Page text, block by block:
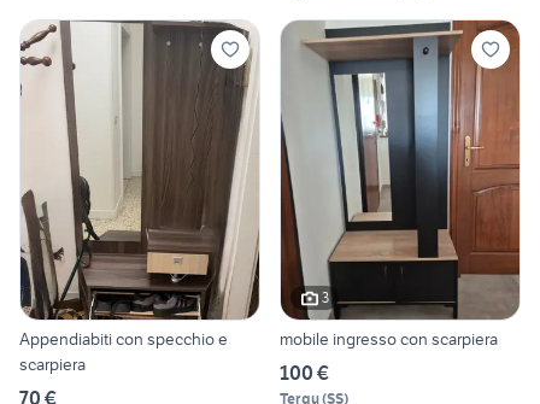
Appendiabiti con specchio e
scarpiera
70 €
3
mobile ingresso con scarpiera
100 €
Tergu(SS)